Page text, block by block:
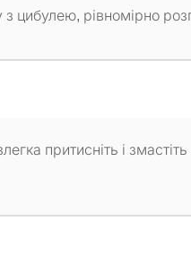
рівномірно
притисніть і